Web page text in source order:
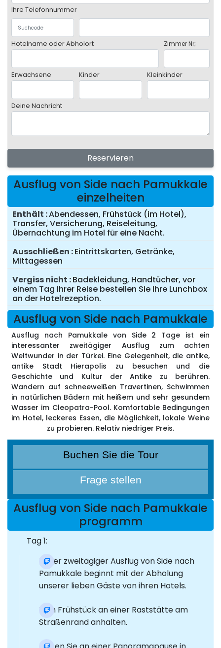
Ihre Telefonnummer
Hotelname oder Abholort Zimmer Nr;
Erwachsene Kinder Kleinkinder
Deine Nachricht
Reservieren
Ausflug von Side nach Pamukkale
einzelheiten
Enthält Abendessen, Frühstück (im Hotel),
Transfer, Versicherung, Reiseleitung,
Übernachtung im Hotel für eine Nacht.
Ausschließen Eintrittskarten, Getränke,
Mittagessen
Vergiss nicht Badekleidung, Handtücher, vor
einem Tag Ihrer Reise bestellen Sie Ihre Lunchbox
an der Hotelrezeption.
Ausflug von Side nach Pamukkale
Ausflug nach Pamukkale von Side 2 Tage ist ein
interessanter zweitägiger Ausflug zum achten
Weltwunder in der Türkei. Eine Gelegenheit, die antike,
antike Stadt Hierapolis zu besuchen und die
Geschichte und Kultur der Antike zu berühren.
Wandern auf schneeweißen Travertinen, Schwimmen
in natürlichen Bädern mit heißem und sehr gesundem
Wasser im Cleopatra-Pool. Komfortable Bedingungen
im Hotel, leckeres Essen, die Möglichkeit, lokale Weine
zu probieren. Relativ niedriger Preis.
Buchen Sie die Tour
Frage stellen
Ausflug von Side nach Pamukkale
programm
Tag 1:
Unser zweitägiger Ausflug von Side nach
Pamukkale beginnt mit der Abholung
unserer lieben Gäste von ihren Hotels.
Zum Frühstück an einer Raststätte am
Straßenrand anhalten.